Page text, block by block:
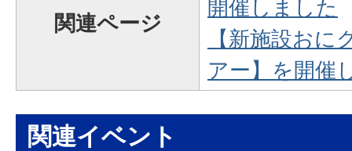
関連ページ
開催しました
【新施設おに
アー】を開催
関連イベント